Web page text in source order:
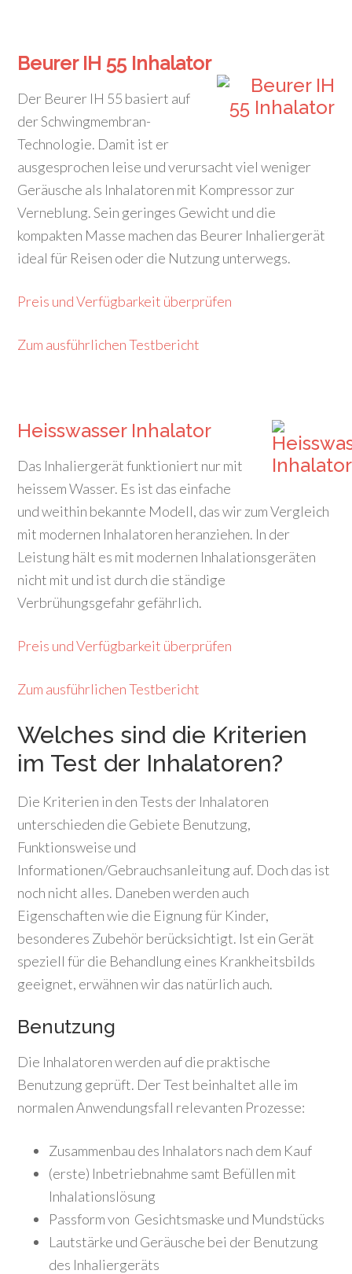
Beurer IH 55 Inhalator
Der Beurer IH 55 basiert auf
der Schwingmembran-
Technologie. Damit ist er
ausgesprochen leise und verursacht viel weniger
Geräusche als Inhalatoren mit Kompressor zur
Verneblung. Sein geringes Gewicht und die
kompakten Masse machen das Beurer Inhaliergerät
ideal für Reisen oder die Nutzung unterwegs.
Preis und Verfügbarkeit überprüfen
Zum ausführlichen Testbericht
Heisswasser Inhalator
Das Inhaliergerät funktioniert nur mit
heissem Wasser. Es ist das einfache
und weithin bekannte Modell, das wir zum Vergleich
mit modernen Inhalatoren heranziehen. In der
Leistung hält es mit modernen Inhalationsgeräten
nicht mit und ist durch die ständige
Verbrühungsgefahr gefährlich.
Preis und Verfügbarkeit überprüfen
Zum ausführlichen Testbericht
Welches sind die Kriterien
im Test der Inhalatoren?
Die Kriterien in den Tests der Inhalatoren
unterschieden die Gebiete Benutzung,
Funktionsweise und
Informationen/Gebrauchsanleitung auf. Doch das ist
noch nicht alles. Daneben werden auch
Eigenschaften wie die Eignung für Kinder,
besonderes Zubehör berücksichtigt. Ist ein Gerät
speziell für die Behandlung eines Krankheitsbilds
geeignet, erwähnen wir das natürlich auch.
Benutzung
Die Inhalatoren werden auf die praktische
Benutzung geprüft. Der Test beinhaltet alle im
normalen Anwendungsfall relevanten Prozesse:
Zusammenbau des Inhalators nach dem Kauf
(erste) Inbetriebnahme samt Befüllen mit
Inhalationslösung
Passform von Gesichtsmaske und Mundstücks
Lautstärke und Geräusche bei der Benutzung
des Inhaliergeräts